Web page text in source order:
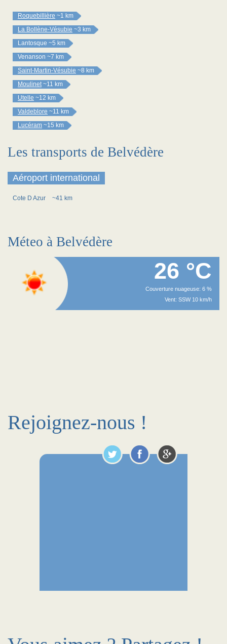
Roquebillière ~1 km
La Bollène-Vésubie ~3 km
Lantosque ~5 km
Venanson ~7 km
Saint-Martin-Vésubie ~8 km
Moulinet ~11 km
Utelle ~12 km
Valdeblore ~11 km
Lucéram ~15 km
Les transports de Belvédère
Aéroport international
Cote D Azur ~41 km
Méteo à Belvédère
26 °C
Couverture nuageuse: 6 %
Vent: SSW 10 km/h
Rejoignez-nous !